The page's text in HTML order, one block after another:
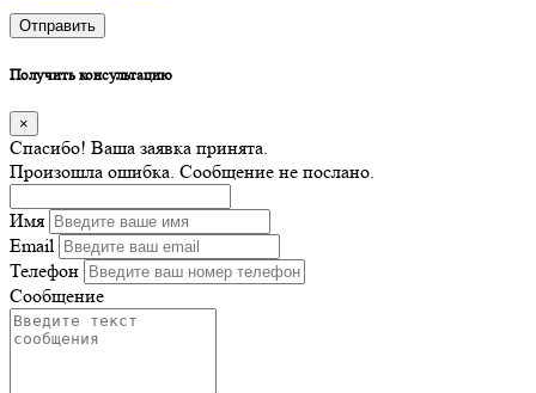
Отправить
Получить консультацию
×
Спасибо! Ваша заявка принята.
Произошла ошибка. Сообщение не послано.
Имя
Email
Телефон
Сообщение